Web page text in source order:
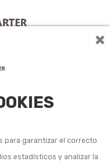
×
para garantizar el correcto
estadísticos y analizar la